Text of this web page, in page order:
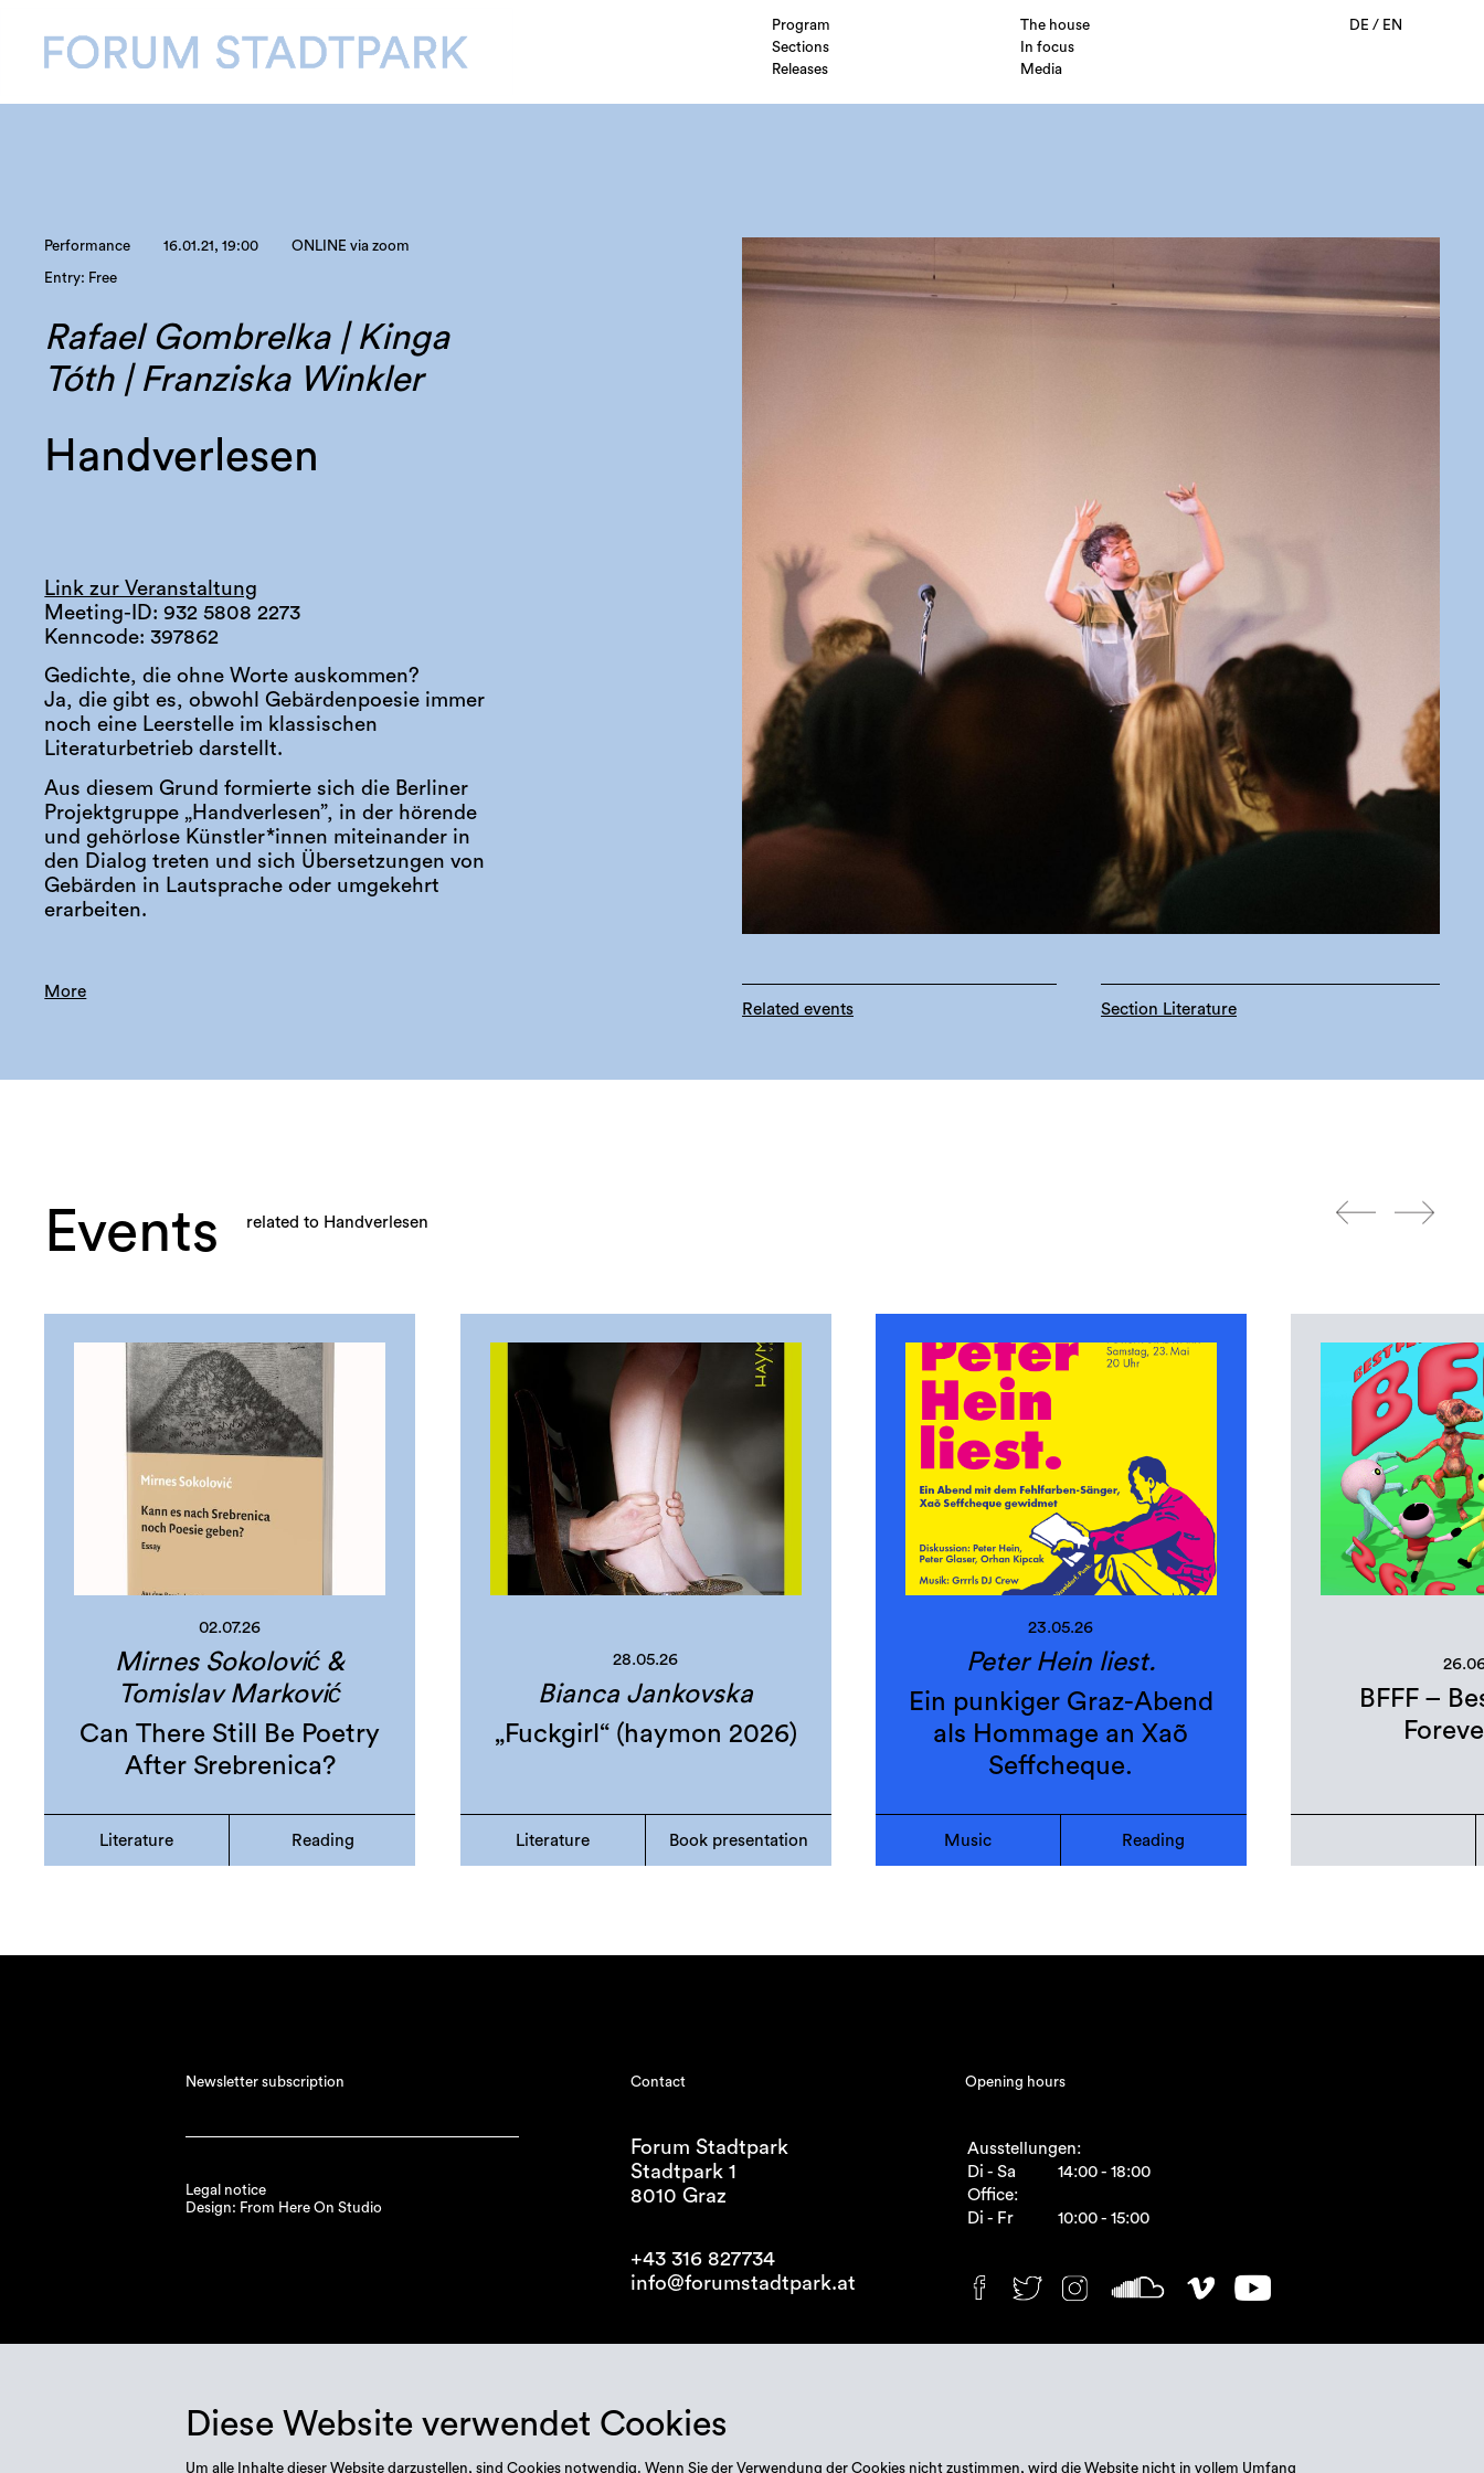
Program
The house
Sections
In focus
Releases
Media
DE/ EN
Performance 16.01.21, 19:00 ONLINE via zoom
Entry: Free
Rafael Gombrelka | Kinga
Tóth | Franziska Winkler
Handverlesen
Link zur Veranstaltung
Meeting-ID: 932 5808 2273
Kenncode: 397862
Gedichte, die ohne Worte auskommen?
Ja, die gibt es, obwohl Gebärdenpoesie immer
noch eine Leerstelle im klassischen
Literaturbetrieb darstellt.
Aus diesem Grund formierte sich die Berliner
Projektgruppe „Handverlesen”, in der hörende
und gehörlose Künstler*innen miteinander in
den Dialog treten und sich Übersetzungen von
Gebärden in Lautsprache oder umgekehrt
erarbeiten.
More
Related events
Section Literature
Events related to Handverlesen
02.07.26
Mirnes Sokolović &
Tomislav Marković
Can There Still Be Poetry
After Srebrenica?
Literature Reading
28.05.26
Bianca Jankovska
„Fuckgirl“ (haymon 2026)
Literature Book presentation
23.05.26
Peter Hein liest.
Ein punkiger Graz-Abend
als Hommage an Xaõ
Seffcheque.
Music Reading
BFFF –
Newsletter subscription
Legal notice
Design: From Here On Studio
Contact
Forum Stadtpark
Stadtpark 1
8010 Graz
+43 316 827734
info@forumstadtpark.at
Opening hours
Ausstellungen:
Di - Sa
14:00 - 18:00
Office:
Di - Fr
10:00 - 15:00
Diese Website verwendet Cookies
Um alle Inhalte dieser Website darzustellen, sind Cookies notwendig. Wenn Sie der Verwendung der Cookies nicht zustimmen, wird die Website nicht in vollem Umfang